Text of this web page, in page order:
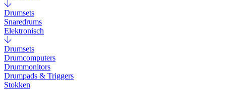
Drumsets
Snaredrums
Elektronisch
Drumsets
Drumcomputers
Drummonitors
Drumpads & Triggers
Stokken